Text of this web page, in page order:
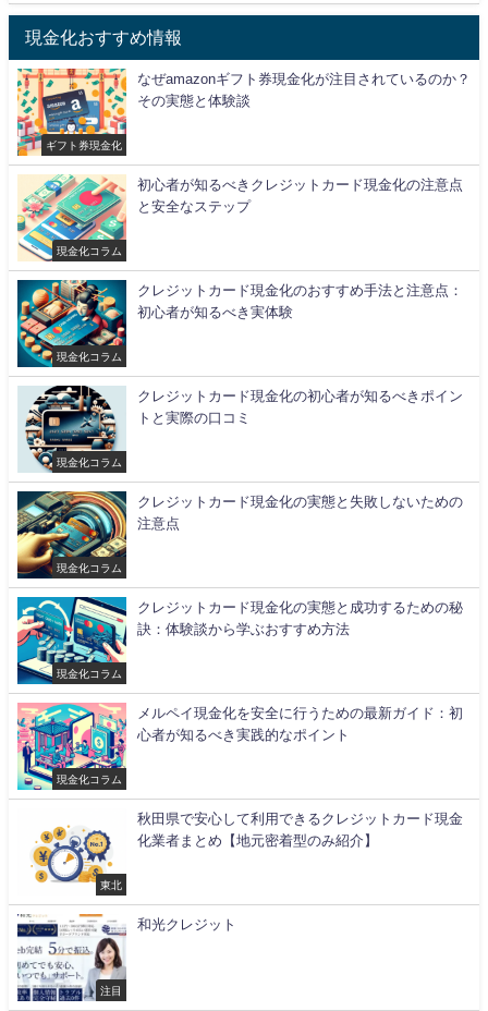
現金化おすすめ情報
ギフト券現金化
なぜamazonギフト券現金化が注目されているのか？
その実態と体験談
現金化コラム
初心者が知るべきクレジットカード現金化の注意点
と安全なステップ
現金化コラム
クレジットカード現金化のおすすめ手法と注意点：
初心者が知るべき実体験
現金化コラム
クレジットカード現金化の初心者が知るべきポイン
トと実際の口コミ
現金化コラム
クレジットカード現金化の実態と失敗しないための
注意点
現金化コラム
クレジットカード現金化の実態と成功するための秘
訣：体験談から学ぶおすすめ方法
現金化コラム
メルペイ現金化を安全に行うための最新ガイド：初
心者が知るべき実践的なポイント
東北
秋田県で安心して利用できるクレジットカード現金
化業者まとめ【地元密着型のみ紹介】
注目
和光クレジット